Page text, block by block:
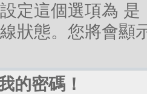
定這個選項為 是
狀態。您將會顯
的密碼！